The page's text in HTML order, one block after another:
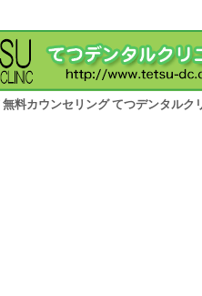
料カウンセリング てつデンタルク